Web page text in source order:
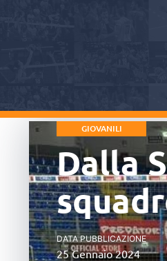
GIOVANILI
Dalla
DATA PUBBLICAZIONE
25 Gennaio 2024